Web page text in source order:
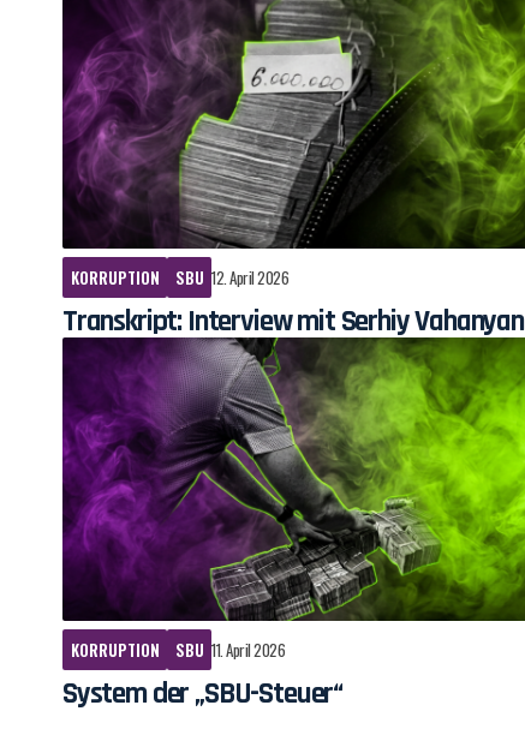
KORRUPTION SBU 12. April 2026
Transkript: Interview mit Serhiy Vahanyan
KORRUPTION SBU 11. April 2026
System der „SBU-Steuer“